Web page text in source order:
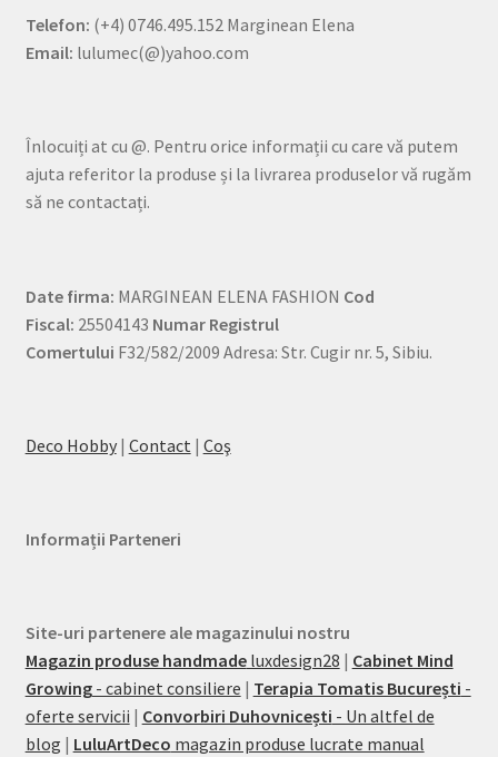
Telefon: (+4) 0746.495.152 Marginean Elena
Email: lulumec(@)yahoo.com
Înlocuiți at cu @. Pentru orice informații cu care vă putem
ajuta referitor la produse și la livrarea produselor vă rugăm
să ne contactați.
Date firma: MARGINEAN ELENA FASHION Cod
Fiscal: 25504143 Numar Registrul
Comertului F32/582/2009 Adresa: Str. Cugir nr. 5, Sibiu.
Deco Hobby| Contact | Coş
Informații Parteneri
Site-uri partenere ale magazinului nostru
Magazin produse handmadeluxdesign28 | Cabinet Mind
Growing- cabinet consiliere | Terapia Tomatis București -
oferte servicii | Convorbiri Duhovnicești - Un altfel de
blog | LuluArtDeco magazin produse lucrate manual